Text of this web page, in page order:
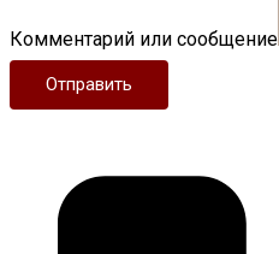
Комментарий или сообщение
Отправить